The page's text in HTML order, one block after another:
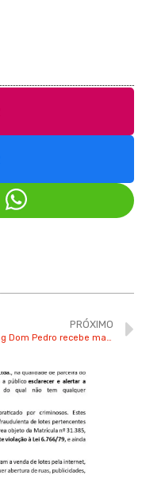
PRÓXIMO
Shopping Dom Pedro recebe maior parque inflável da América Latina